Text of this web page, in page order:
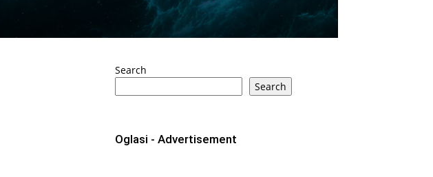
Search
Search
Oglasi - Advertisement